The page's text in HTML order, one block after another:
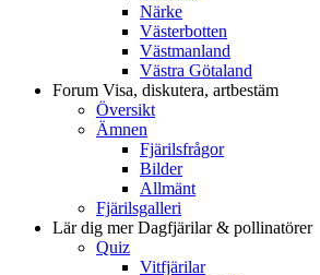
Närke
Västerbotten
Västmanland
Västra Götaland
Forum Visa, diskutera, artbestäm
Översikt
Ämnen
Fjärilsfrågor
Bilder
Allmänt
Fjärilsgalleri
Lär dig merDagfjärilar & pollinatörer
Quiz
Vitfjärilar